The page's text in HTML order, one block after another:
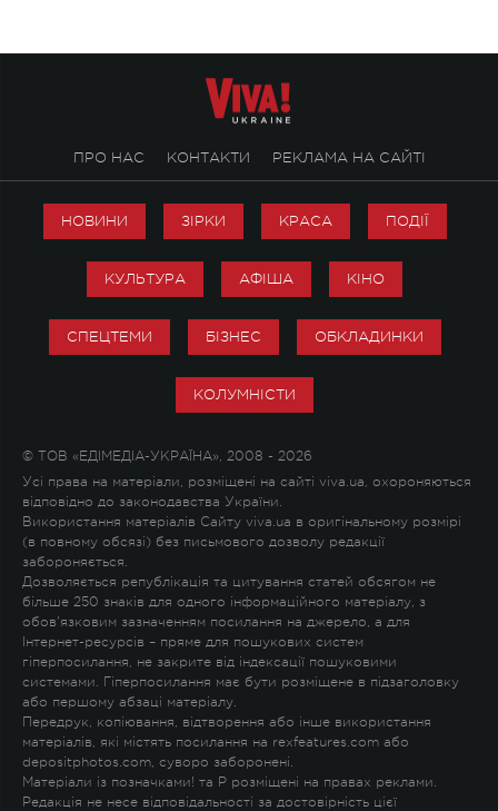
ПРО НАС КОНТАКТИ РЕКЛАМА НА САЙТІ
НОВИНИ ЗІРКИ КРАСА ПОДІЇ
КУЛЬТУРА АФІША КІНО
СПЕЦТЕМИ БІЗНЕС ОБКЛАДИНКИ
КОЛУМНІСТИ
© ТОВ «ЕДІМЕДІА-УКРАЇНА», 2008 - 2026
Усі права на матеріали, розміщені на сайті viva.ua, охороняються
відповідно до законодавства України.
Використання матеріалів Сайту viva.ua в оригінальному розмірі
(в повному обсязі) без письмового дозволу редакції
забороняється.
Дозволяється републікація та цитування статей обсягом не
більше 250 знаків для одного інформаційного матеріалу, з
обов'язковим зазначенням посилання на джерело, а для
Інтернет-ресурсів – пряме для пошукових систем
гіперпосилання, не закрите від індексації пошуковими
системами. Гіперпосилання має бути розміщене в підзаголовку
або першому абзаці матеріалу.
Передрук, копіювання, відтворення або інше використання
матеріалів, які містять посилання на rexfeatures.com або
depositphotos.com, суворо заборонені.
Матеріали із позначками! та P розміщені на правах реклами.
Редакція не несе відповідальності за достовірність цієї